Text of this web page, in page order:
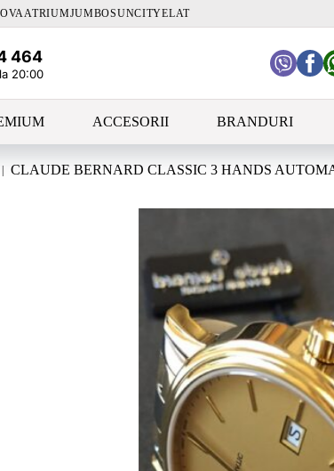
ATRIUMJUMBOSUNCITYELAT
464
20:00
ACCESORII BRANDURI
CLAUDE BERNARD CLASSIC 3 HANDS